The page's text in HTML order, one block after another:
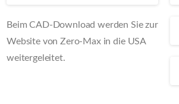
Beim CAD-Download werden Sie zur
Website von Zero-Max in die USA
weitergeleitet.